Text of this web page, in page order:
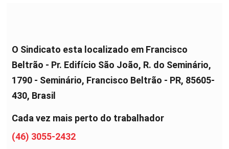
O Sindicato esta localizado em Francisco
Beltrão - Pr. Edifício São João, R. do Seminário,
1790 - Seminário, Francisco Beltrão - PR, 85605-
430, Brasil
Cada vez mais perto do trabalhador
(46) 3055-2432